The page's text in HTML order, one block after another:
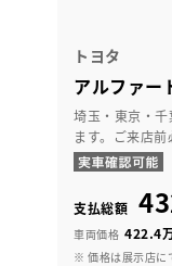
トヨタ
アルファー
埼玉・東京・
ます。ご来店前
支払総額
車両価格 422.4
※ 価格は展示店に